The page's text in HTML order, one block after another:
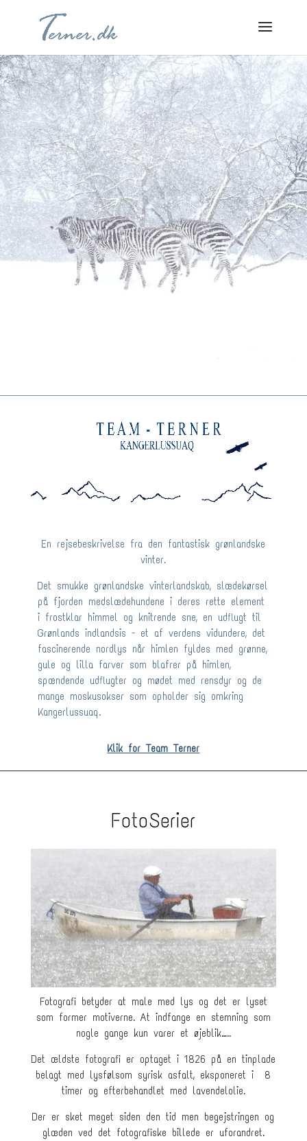
En rejsebeskrivelse fra den fantastisk grønlandske
vinter.
Det smukke grønlandske vinterlandskab, slædekørsel
på fjorden medslædehundene i deres rette element
i frostklar himmel og knitrende sne, en udflugt til
Grønlands indlandsis - et af verdens vidundere, det
fascinerende nordlys når himlen fyldes med grønne,
gule og lilla farver som blafrer på himlen,
spændende udflugter og mødet med rensdyr og de
mange moskusokser som opholder sig omkring
Kangerlussuaq.
Klik for Team Terner
FotoSerier
Fotografi betyder at male med lys og det er lyset
som former motiverne. At indfange en stemning som
nogle gange kun varer et øjeblik…..
Det ældste fotografi er optaget i 1826 på en tinplade
belagt med lysfølsom syrisk asfalt, eksponeret i 8
timer og efterbehandlet med lavendelolie.
Der er sket meget siden den tid men begejstringen og
glæden ved det fotografiske billede er uforandret.